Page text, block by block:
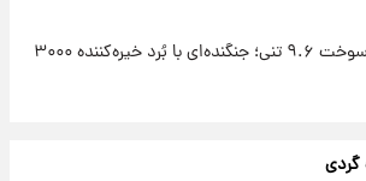
سوخو-۳۰ با مخزن سوخت ۹.۶ تنی؛ جنگنده‌ای با بُرد خیره‌کننده ۳۰۰۰